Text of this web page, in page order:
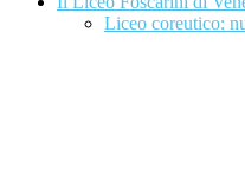
Liceo coreutico: